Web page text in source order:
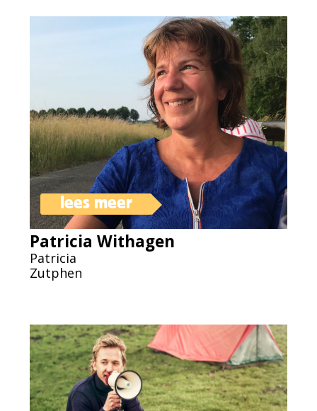
lees meer
Patricia Withagen
Patricia
Zutphen